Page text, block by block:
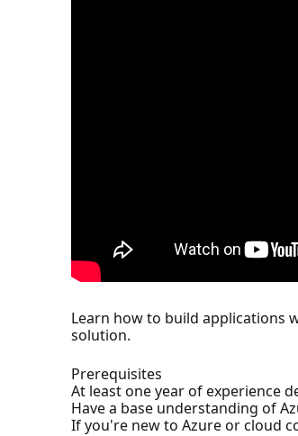
Learn how to build applications
solution.
Prerequisites
At least one year of experience
Have a base understanding of
If you're new to Azure or cloud